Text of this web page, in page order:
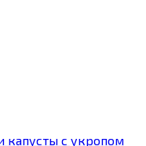
капусты с укропом